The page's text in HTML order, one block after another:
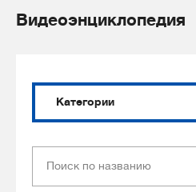
Видеоэнциклопедия
Категории